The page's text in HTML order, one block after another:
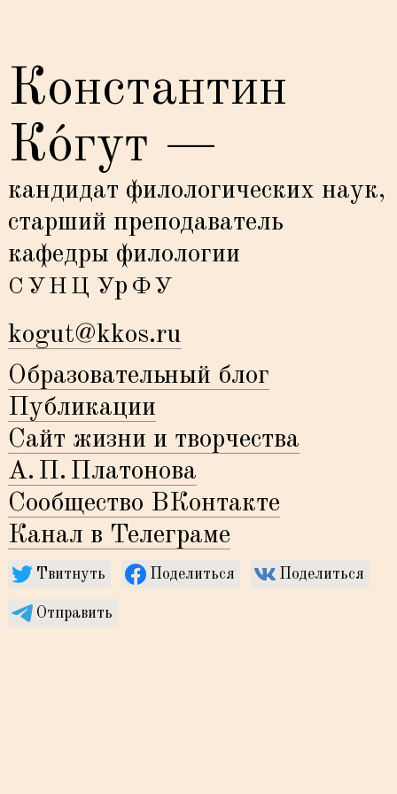
Константин
Ко́гут —
кандидат филологических наук,
старший преподаватель
кафедры филологии
СУНЦ Ур ФУ
kogut@kkos.ru
Образовательный блог
Публикации
Сайт жизни и творчества
А. П. Платонова
Сообщество ВКонтакте
Канал в Телеграме
Твитнуть Поделиться Поделиться
Отправить